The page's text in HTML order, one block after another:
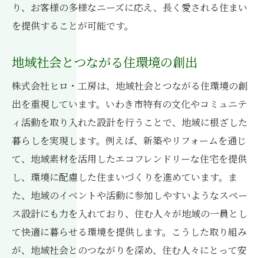
り、お客様の多様なニーズに応え、長く愛される住まい
を提供することが可能です。
地域社会とつながる住環境の創出
株式会社ヒロ・工房は、地域社会とつながる住環境の創
出を重視しています。いわき市特有の文化やコミュニテ
ィ活動を取り入れた設計を行うことで、地域に根ざした
暮らしを実現します。例えば、新築やリフォームを通じ
て、地域素材を活用したエコフレンドリーな住宅を提供
し、環境に配慮した住まいづくりを進めています。ま
た、地域のイベントや活動に参加しやすいようなスペー
ス設計にも力を入れており、住む人々が地域の一員とし
て快適に暮らせる環境を提供します。こうした取り組み
が、地域社会とのつながりを深め、住む人々にとって安